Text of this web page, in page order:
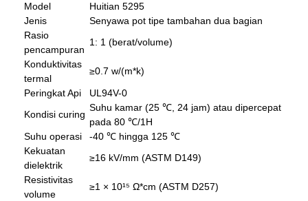
Model
Huitian 5295
Jenis
Senyawa pot tipe tambahan dua bagian
Rasio
pencampuran
1: 1 (berat/volume)
Konduktivitas
termal
≥0.7 w/(m*k)
Peringkat Api
UL94V-0
Kondisi curing
Suhu kamar (25 ℃, 24 jam) atau dipercepat
pada 80 ℃/1H
Suhu operasi
-40 ℃ hingga 125 ℃
Kekuatan
dielektrik
≥16 kV/mm (ASTM D149)
Resistivitas
volume
≥1 × 10¹⁵ Ω*cm (ASTM D257)